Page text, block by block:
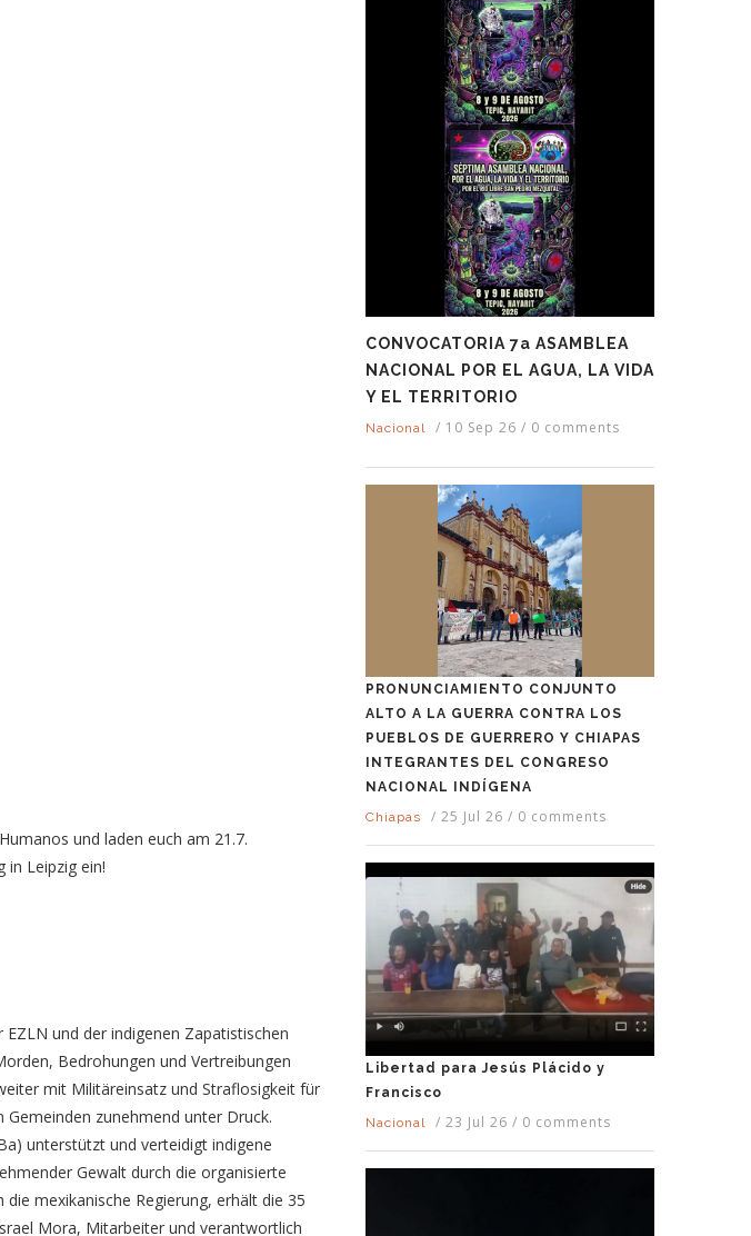
und laden euch am 21.7.
Leipzig ein!
und der indigenen Zapatistischen
Bedrohungen und Vertreibungen
mit Militäreinsatz und Straflosigkeit für
zunehmend unter Druck.
unterstützt und verteidigt indigene
Gewalt durch die organisierte
mexikanische Regierung, erhält die 35
Mora, Mitarbeiter und verantwortlich
CONVOCATORIA 7a ASAMBLEA
NACIONAL POR EL AGUA, LA VIDA
Y EL TERRITORIO
Nacional / 10 Sep 26 / 0 comments
PRONUNCIAMIENTO CONJUNTO
ALTO A LA GUERRA CONTRA LOS
PUEBLOS DE GUERRERO Y CHIAPAS
INTEGRANTES DEL CONGRESO
NACIONAL INDÍGENA
Chiapas
/ 25 Jul 26 / 0 comments
Libertad para Jesús Plácido y
Francisco
Nacional
/ 23 Jul 26 / 0 comments